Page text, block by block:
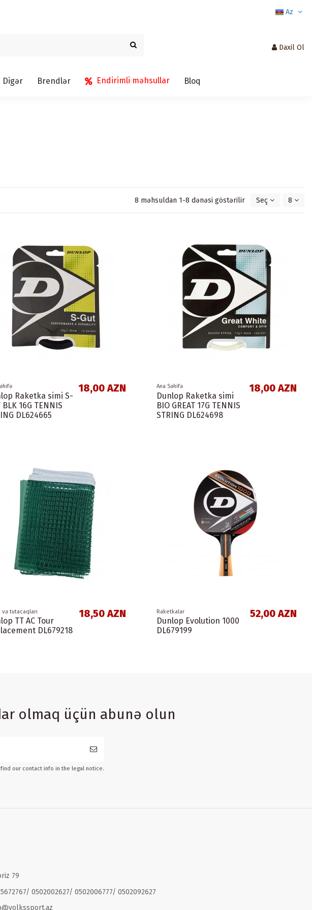
Az
Daxil Ol
Digər Brendlər Endirimli məhsullar Bloq
8 məhsuldan 1-8 dənəsi göstərilir Seç 8
Raketka simi S-
BLK 16G TENNIS
DL624665
18,00 AZN Ana Səhifə
Dunlop Raketka simi
BIO GREAT 17G TENNIS
STRING DL624698
18,00 AZN
və tutacaqları
TT AC Tour
DL679218
18,50 AZN Raketkalar
Dunlop Evolution 1000
DL679199
52,00 AZN
olmaq üçün abunə olun
our contact info in the legal notice.
79
0502002627/ 0502006777/ 0502092627